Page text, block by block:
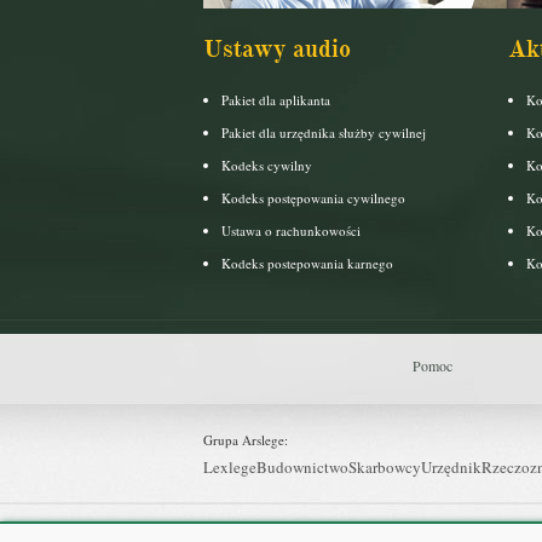
Ustawy audio
Pakiet dla aplikanta
Pakiet dla urzędnika służby cywilnej
Kodeks cywilny
Kodeks postępowania cywilnego
Ustawa o rachunkowości
Kodeks postepowania karnego
Pomoc
Grupa Arslege:
LexlegeBudownictwoSkarbowcyUrzędnik
Grupa Bonnier: